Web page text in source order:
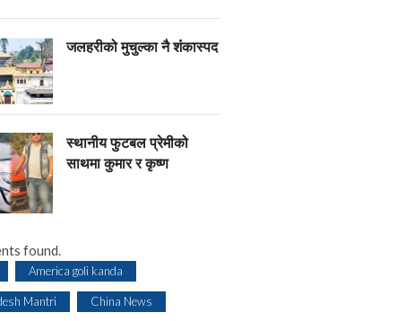
जलहरीको मुचुल्का नै शंंकास्पद
स्थानीय फुटबल प्रेमीको
साथमा कुमार र कृष्ण
found.
America goli kanda
Mantri China News